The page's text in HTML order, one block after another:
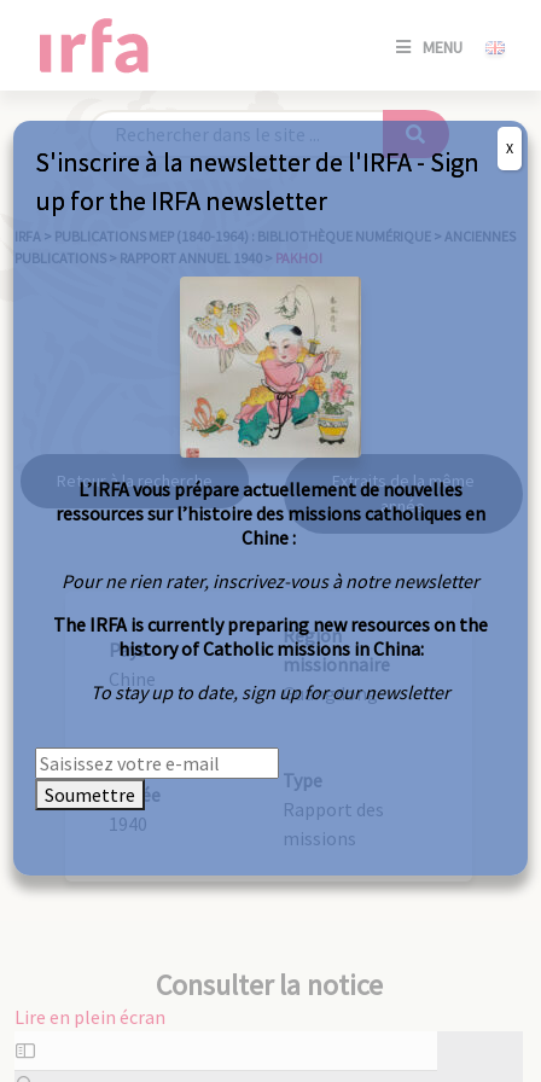
MENU
SE
/
IRFA > PUBLICATIONS MEP (1840-1964) : BIBLIOTHÈQUE NUMÉRIQUE > ANCIENNES
PUBLICATIONS > RAPPORT ANNUEL 1940 > PAKHOI
Pakhoi
Retour à la recherche
Extraits de la même
année
Pays
Chine
Région
missionnaire
Guangdong
Année
1940
Type
Rapport des
missions
Consulter la notice
Lire en plein écran
Aller
au
S'inscrire à la newsletter de l'IRFA - Sign
up for the IRFA newsletter
L’IRFA vous prépare actuellement de nouvelles
ressources sur l’histoire des missions catholiques en
Chine :
Pour ne rien rater, inscrivez-vous à notre newsletter
The IRFA is currently preparing new resources on the
history of Catholic missions in China:
To stay up to date, sign up for our newsletter
Soumettre
X